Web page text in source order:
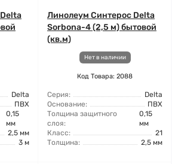
Delta
ПВХ
0,15
мм
2,5 мм
3 м
Линолеум Синтерос Delta
Sorbona-4 (2,5 м) бытовой
(кв.м)
Нет в наличии
Код Товара: 2088
Серия:
Delta
Основание:
ПВХ
Толщина защитного
слоя:
0,15
мм
Класс:
21
Толщина:
2,5 мм